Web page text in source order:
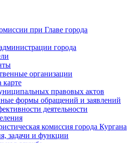
при Главе города
города
организации
правовых актов
формы обращений и заявлений
деятельности
комиссия города Кургана
задачи и функции